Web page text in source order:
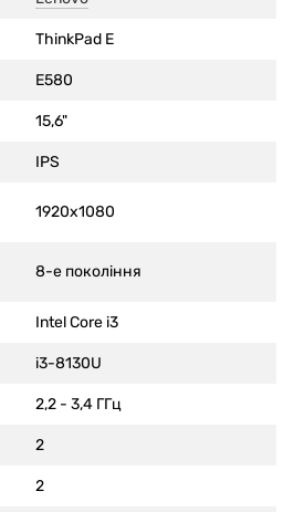
ThinkPad E
E580
15,6"
IPS
1920x1080
8-е покоління
Intel Core i3
i3-8130U
2,2 - 3,4 ГГц
2
2